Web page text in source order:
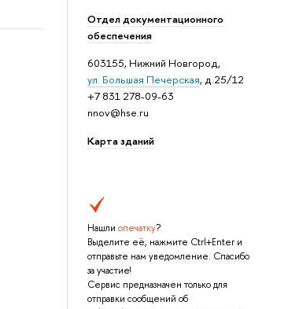
Отдел документационного
обеспечения
603155, Нижний Новгород,
ул. Большая Печерская, д.25/12
+7 831 278-09-63
nnov@hse.ru
Карта зданий
Нашли опечатку?
Выделите её, нажмите Ctrl+Enter и
отправьте нам уведомление. Спасибо
за участие!
Сервис предназначен только для
отправки сообщений об